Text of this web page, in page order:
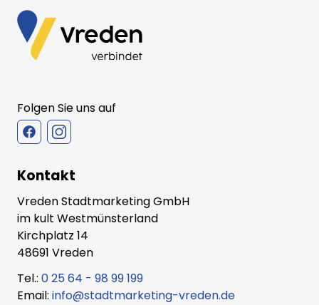
Folgen Sie uns auf
Kontakt
Vreden Stadtmarketing GmbH
im kult Westmünsterland
Kirchplatz 14
48691 Vreden
Tel.: 0 25 64 - 98 99 199
Email: info@stadtmarketing-vreden.de